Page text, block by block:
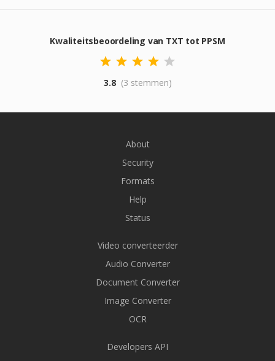
Kwaliteitsbeoordeling van TXT tot PPSM
3.8 (3 stemmen)
About
Security
Formats
Help
Status
Video converteerder
Audio Converter
Document Converter
Image Converter
OCR
Developers API